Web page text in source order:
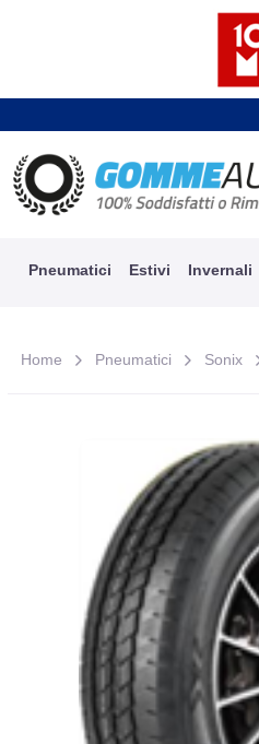
Pneumatici Estivi Invernali
Home Pneumatici Sonix